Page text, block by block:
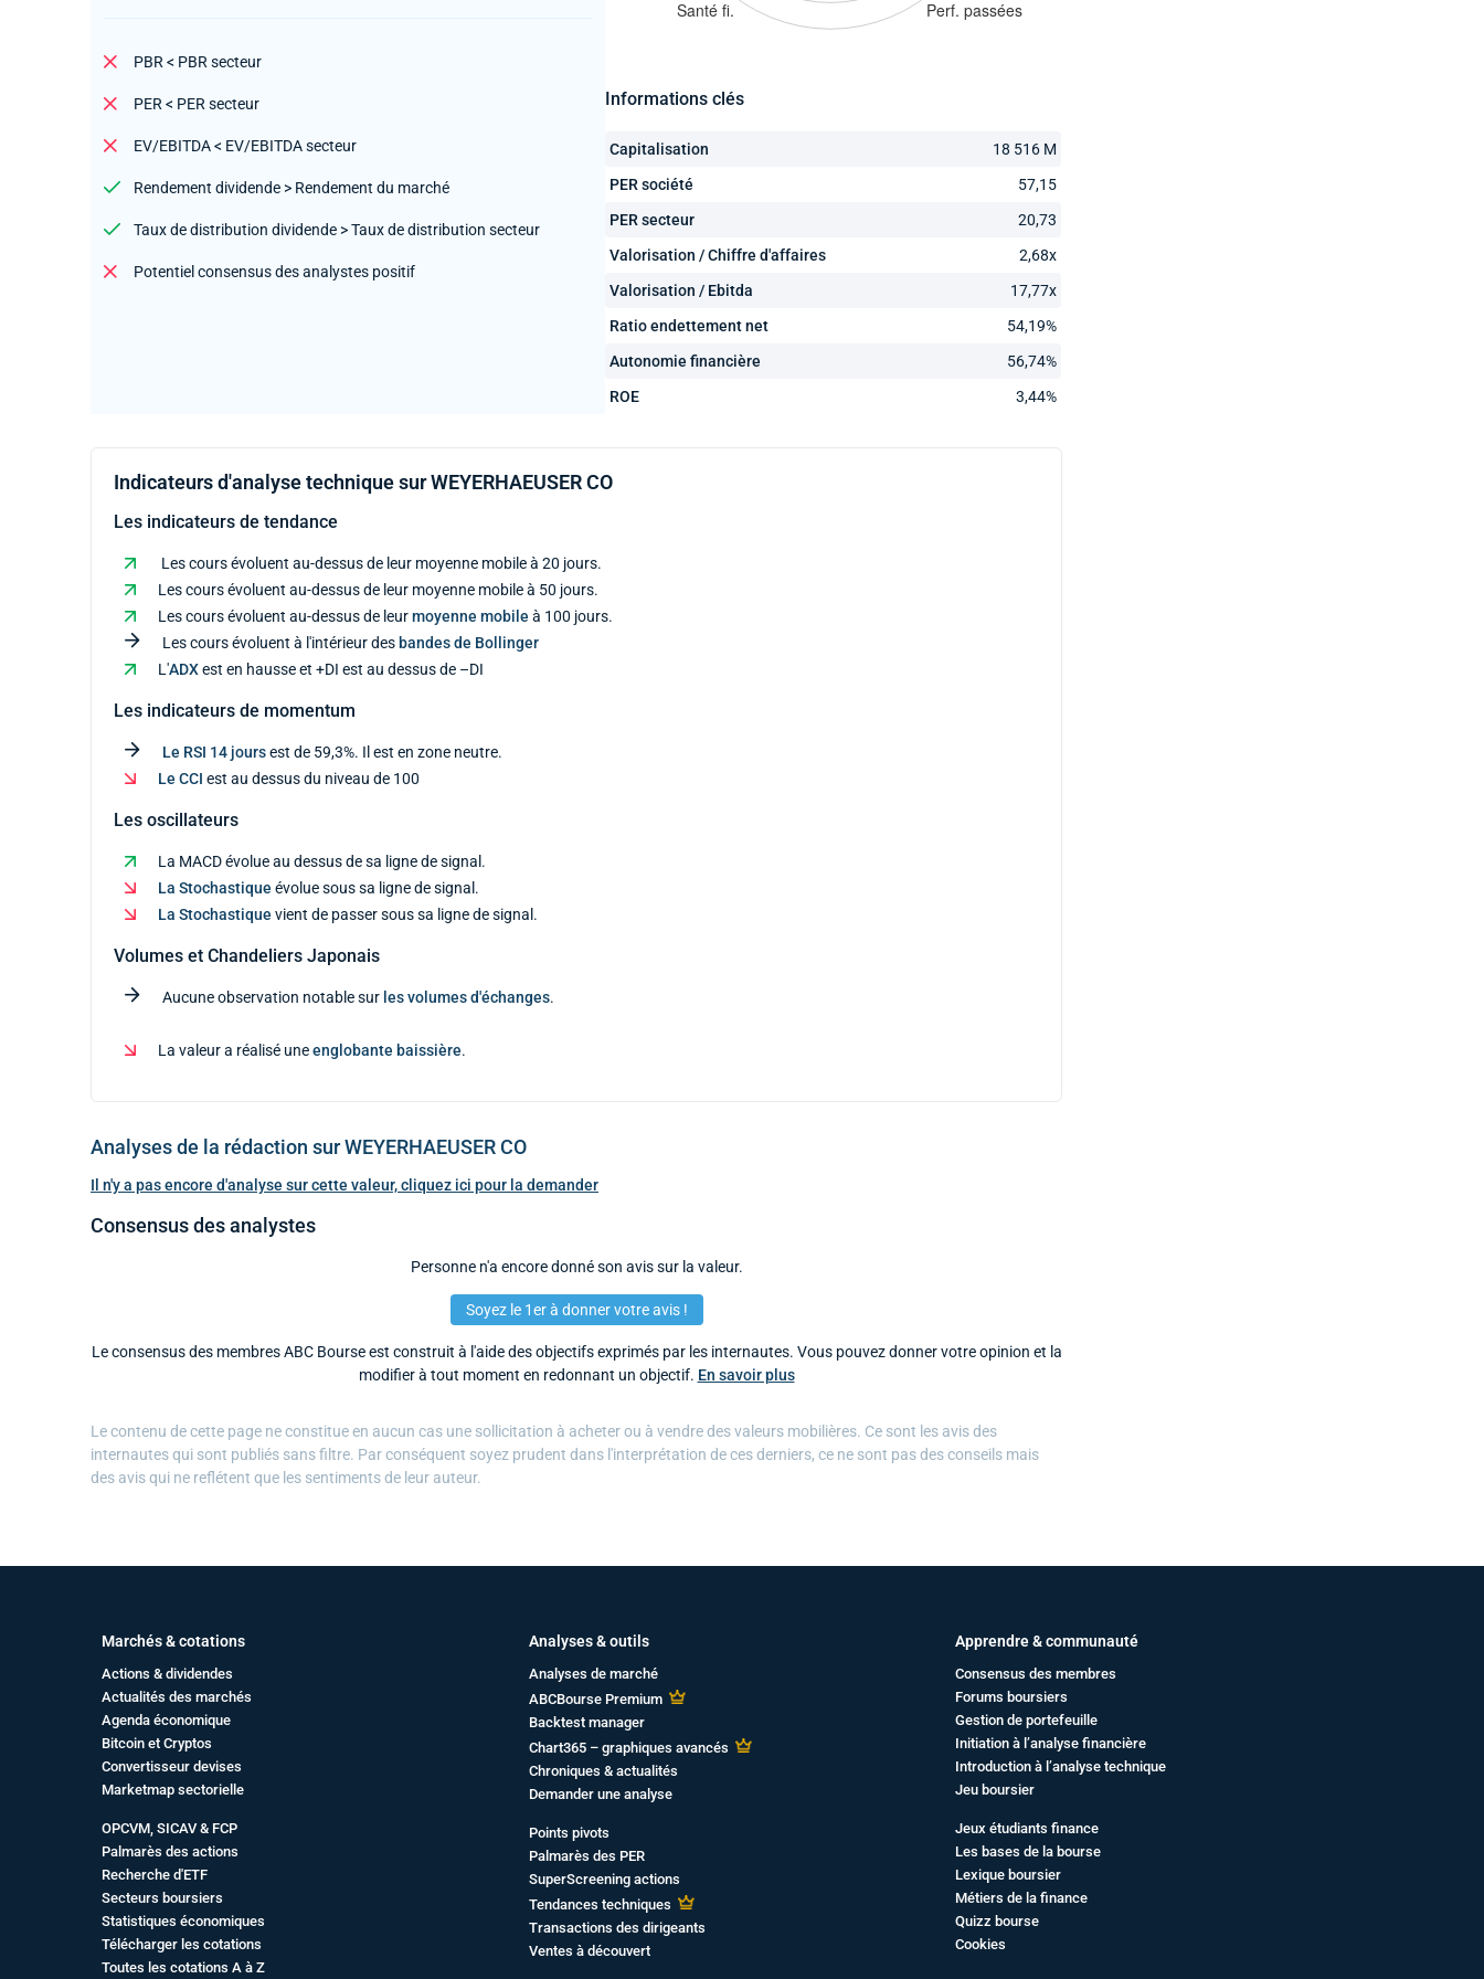
PBR < PBR secteur
PER < PER secteur
EV/EBITDA < EV/EBITDA secteur
Rendement dividende > Rendement du marché
Taux de distribution dividende > Taux de distribution secteur
Potentiel consensus des analystes positif
Informations clés
Capitalisation
18 516 M
PER société
57,15
PER secteur
20,73
Valorisation / Chiffre d'affaires
2,68x
Valorisation / Ebitda
17,77x
Ratio endettement net
54,19%
Autonomie financière
56,74%
ROE
3,44%
Indicateurs d'analyse technique sur WEYERHAEUSER CO
Les indicateurs de tendance
Les cours évoluent au-dessus de leur moyenne mobile à 20 jours.
Les cours évoluent au-dessus de leur moyenne mobile à 50 jours.
Les cours évoluent au-dessus de leurmoyenne mobile à 100 jours.
Les cours évoluent à l'intérieur des bandes de Bollinger
L'ADXest en hausse et +DI est au dessus de –DI
Les indicateurs de momentum
Le RSI 14 joursest de 59,3%. Il est en zone neutre.
Le CCI est au dessus du niveau de 100
Les oscillateurs
La MACD évolue au dessus de sa ligne de signal.
La Stochastique évolue sous sa ligne de signal.
La Stochastique vient de passer sous sa ligne de signal.
Volumes et Chandeliers Japonais
Aucune observation notable sur les volumes d'échanges.
La valeur a réalisé uneenglobante baissière.
Analyses de la rédaction sur WEYERHAEUSER CO
Il n'y a pas encore d'analyse sur cette valeur, cliquez ici pour la demander
Consensus des analystes
Personne n'a encore donné son avis sur la valeur.
Soyez le 1er à donner votre avis !
Le consensus des membres ABC Bourse est construit à l'aide des objectifs exprimés par les internautes. Vous pouvez donner votre opinion et la
modifier à tout moment en redonnant un objectif. En savoir plus
Le contenu de cette page ne constitue en aucun cas une sollicitation à acheter ou à vendre des valeurs mobilières. Ce sont les avis des
internautes qui sont publiés sans filtre. Par conséquent soyez prudent dans l'interprétation de ces derniers, ce ne sont pas des conseils mais
des avis qui ne reflétent que les sentiments de leur auteur.
Marchés & cotations
Actions & dividendes
Actualités des marchés
Agenda économique
Bitcoin et Cryptos
Convertisseur devises
Marketmap sectorielle
OPCVM, SICAV & FCP
Palmarès des actions
Recherche d'ETF
Secteurs boursiers
Statistiques économiques
Télécharger les cotations
Toutes les cotations A à Z
Analyses & outils
Analyses de marché
ABCBourse Premium
Backtest manager
Chart365 – graphiques avancés
Chroniques & actualités
Demander une analyse
Points pivots
Palmarès des PER
SuperScreening actions
Tendances techniques
Transactions des dirigeants
Ventes à découvert
Apprendre & communauté
Consensus des membres
Forums boursiers
Gestion de portefeuille
Initiation à l’analyse financière
Introduction à l’analyse technique
Jeu boursier
Jeux étudiants finance
Les bases de la bourse
Lexique boursier
Métiers de la finance
Quizz bourse
Cookies